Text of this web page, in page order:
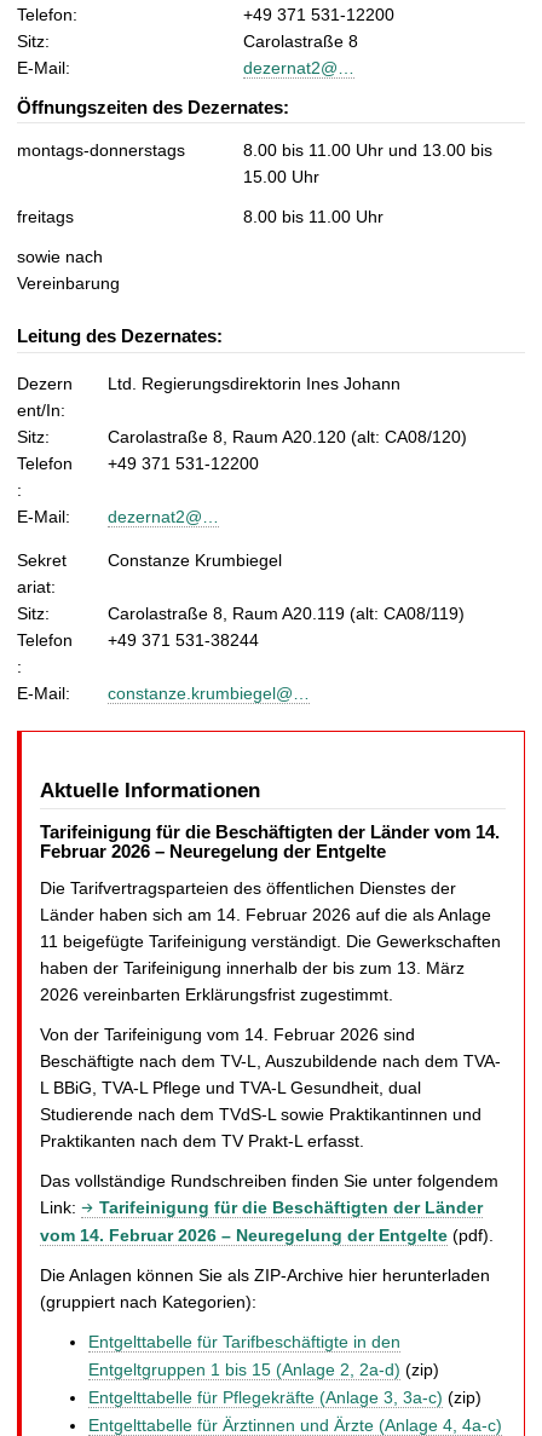
Telefon:
+49 371 531-12200
Sitz:
Carolastraße 8
E-Mail:
dezernat2@…
Öffnungszeiten des Dezernates:
montags-donnerstags
8.00 bis 11.00 Uhr und 13.00 bis
15.00 Uhr
freitags 8.00 bis 11.00 Uhr
sowie nach
Vereinbarung
Leitung des Dezernates:
Dezern
ent/In:
Ltd. Regierungsdirektorin Ines Johann
Sitz:
Carolastraße 8, Raum A20.120 (alt: CA08/120)
Telefon
:
+49 371 531-12200
E-Mail: dezernat2@…
Sekret
ariat:
Constanze Krumbiegel
Sitz:
Carolastraße 8, Raum A20.119 (alt: CA08/119)
Telefon
:
+49 371 531-38244
E-Mail: constanze.krumbiegel@…
Aktuelle Informationen
Tarifeinigung für die Beschäftigten der Länder vom 14.
Februar 2026 – Neuregelung der Entgelte
Die Tarifvertragsparteien des öffentlichen Dienstes der
Länder haben sich am 14. Februar 2026 auf die als Anlage
11 beigefügte Tarifeinigung verständigt. Die Gewerkschaften
haben der Tarifeinigung innerhalb der bis zum 13. März
2026 vereinbarten Erklärungsfrist zugestimmt.
Von der Tarifeinigung vom 14. Februar 2026 sind
Beschäftigte nach dem TV-L, Auszubildende nach dem TVA-
L BBiG, TVA-L Pflege und TVA-L Gesundheit, dual
Studierende nach dem TVdS-L sowie Praktikantinnen und
Praktikanten nach dem TV Prakt-L erfasst.
Das vollständige Rundschreiben finden Sie unter folgendem
Link:
Tarifeinigung für die Beschäftigten der Länder
vom 14. Februar 2026 – Neuregelung der Entgelte (pdf).
Die Anlagen können Sie als ZIP-Archive hier herunterladen
(gruppiert nach Kategorien):
Entgelttabelle für Tarifbeschäftigte in den
Entgeltgruppen 1 bis 15 (Anlage 2, 2a-d) (zip)
Entgelttabelle für Pflegekräfte (Anlage 3, 3a-c) (zip)
Entgelttabelle für Ärztinnen und Ärzte (Anlage 4, 4a-c)